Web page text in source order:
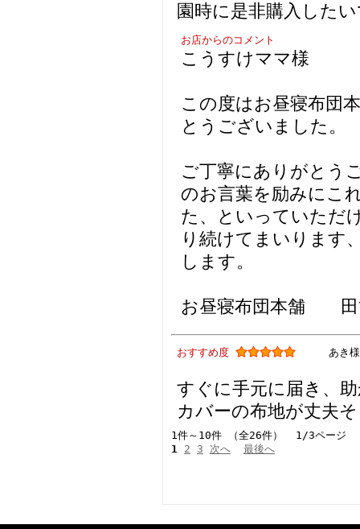
園時に是非購入した
お店からのコメント
こうすけママ様
この度はお昼寝布団
とうございました。
ご丁寧にありがとう
のお言葉を励みにこ
た、といっていただ
り続けてまいります
します。
お昼寝布団本舗 田
おすすめ度 あき様
すぐに手元に届き、
カバーの布地が丈夫
1件～10件 （全26件） 1/3ページ
1 2 3 次へ 最後へ